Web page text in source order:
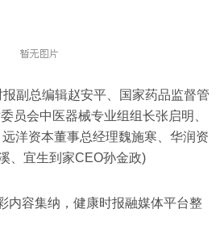
副总编辑赵安平、国家药品监督管
员会中医器械专业组组长张启明、
洋资本董事总经理魏施寒、华润资
、宜生到家CEO孙金政)
内容集纳，健康时报融媒体平台整